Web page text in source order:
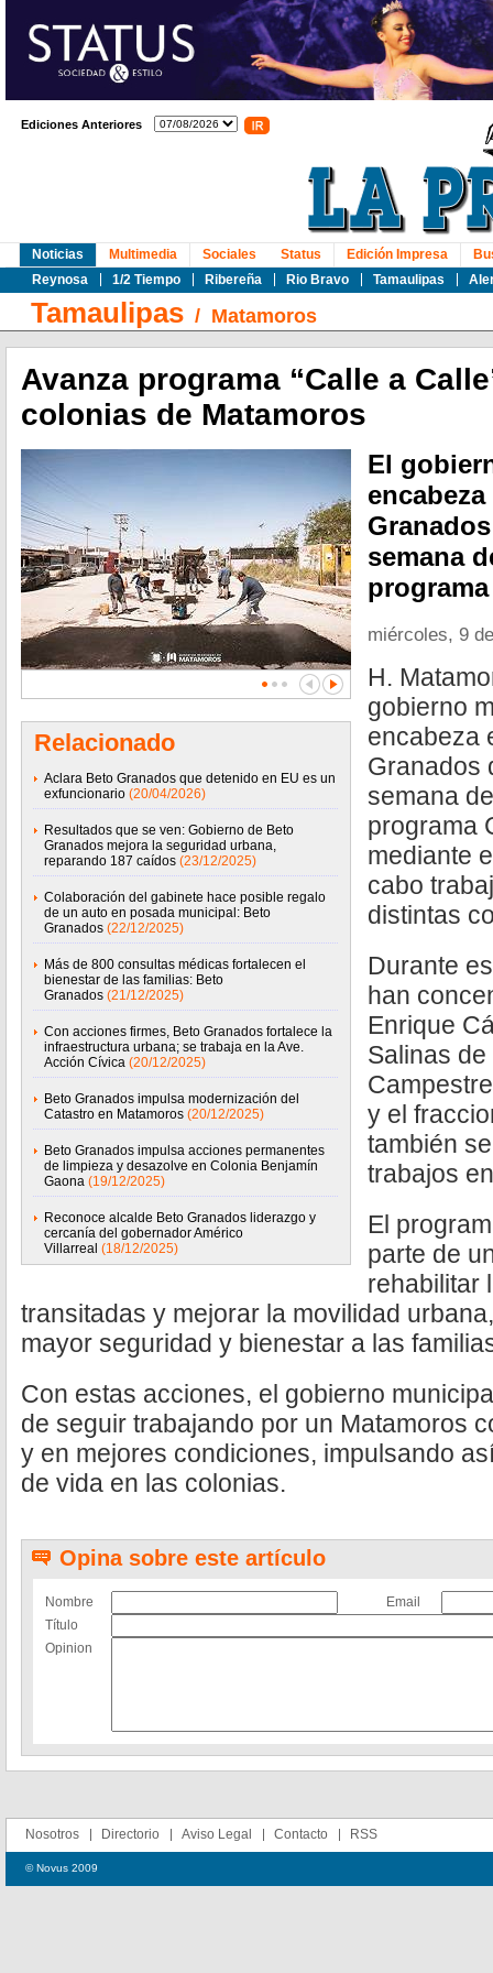
Ediciones Anteriores
Noticias
Reynosa
1/2 Tiempo Ribereña Rio Bravo Tamaulipas
Multimedia Sociales Status Edición Impresa
Tamaulipas / Matamoros
Avanza programa “Calle a
colonias de Matamoros
Relacionado
Aclara Beto Granados que detenido en EU es un
exfuncionario (20/04/2026)
Resultados que se ven: Gobierno de Beto
Granados mejora la seguridad urbana,
reparando 187 caídos (23/12/2025)
Colaboración del gabinete hace posible regalo
de un auto en posada municipal: Beto
Granados (22/12/2025)
Más de 800 consultas médicas fortalecen el
bienestar de las familias: Beto
Granados (21/12/2025)
Con acciones firmes, Beto Granados fortalece la
infraestructura urbana; se trabaja en la Ave.
Acción Cívica (20/12/2025)
Beto Granados impulsa modernización del
Catastro en Matamoros (20/12/2025)
Beto Granados impulsa acciones permanentes
de limpieza y desazolve en Colonia Benjamín
Gaona (19/12/2025)
Reconoce alcalde Beto Granados liderazgo y
cercanía del gobernador Américo
Villarreal (18/12/2025)
El
semana
miércoles, 9
H.
gobierno
encabeza
Granados
semana
programa
mediante
cabo
distintas
Durante
han
Enrique
Salinas
y el
también
trabajos
El
parte de
rehabilitar
transitadas y mejorar la movilidad
mayor seguridad y bienestar a las
Con estas acciones, el gobierno
de seguir trabajando por un Matamoros
y en mejores condiciones, impulsando
de vida en las colonias.
Opina sobre este artículo
Nombre
Email
Título
Opinion
Nosotros Directorio Aviso Legal Contacto RSS
© Novus 2009